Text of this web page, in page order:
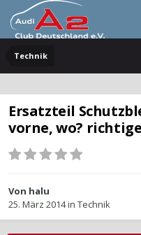
Technik
Ersatzteil
vorne, wo?
Von halu
25. März 2014in Technik